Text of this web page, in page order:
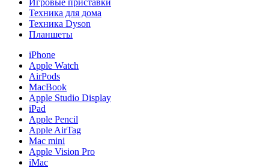
Техника для дома
Техника Dyson
Планшеты
iPhone
Apple Watch
AirPods
MacBook
Apple Studio Display
iPad
Apple Pencil
Apple AirTag
Mac mini
Apple Vision Pro
iMac